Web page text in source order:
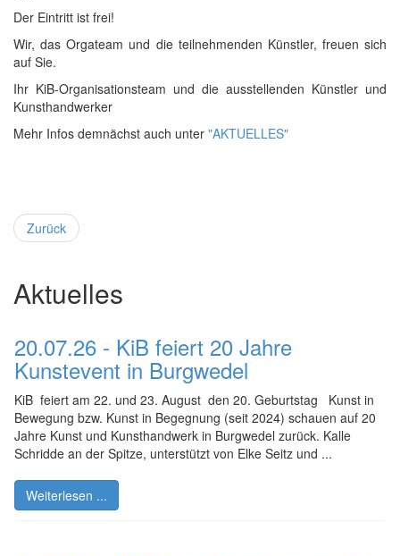
Der Eintritt ist frei!
Wir, das Orgateam und die teilnehmenden Künstler, freuen sich
auf Sie.
Ihr KiB-Organisationsteam und die ausstellenden Künstler und
Kunsthandwerker
Mehr Infos demnächst auch unter "AKTUELLES"
Zurück
Aktuelles
20.07.26 - KiB feiert 20 Jahre
Kunstevent in Burgwedel
KiB feiert am 22. und 23. August den 20. Geburtstag Kunst in
Bewegung bzw. Kunst in Begegnung (seit 2024) schauen auf 20
Jahre Kunst und Kunsthandwerk in Burgwedel zurück. Kalle
Schridde an der Spitze, unterstützt von Elke Seitz und ...
Weiterlesen ...